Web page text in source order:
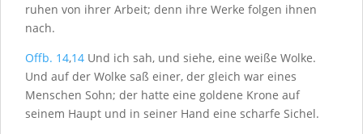
ruhen von ihrer Arbeit; denn ihre Werke folgen ihnen
nach.
Offb. 14,14 Und ich sah, und siehe, eine weiße Wolke.
Und auf der Wolke saß einer, der gleich war eines
Menschen Sohn; der hatte eine goldene Krone auf
seinem Haupt und in seiner Hand eine scharfe Sichel.